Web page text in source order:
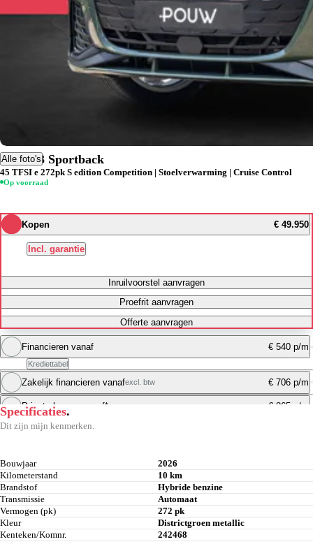
Alle foto's
Audi A3 Sportback
45 TFSI e 272pk S edition Competition | Stoelverwarming | Cruise Control
Op voorraad
Kopen € 49.950
Incl. garantie
Inruilvoorstel aanvragen
Proefrit aanvragen
Offerte aanvragen
Financieren vanaf € 540 p/m
Krediettabel
Maandbedrag berekenen
Zakelijk financieren vanafexcl. btw € 706 p/m
Private leasen vanaf* € 865 p/m
Specificaties.
Dit zijn mijn kenmerken.
Bouwjaar
2026
Kilometerstand
10 km
Brandstof
Hybride benzine
Transmissie
Automaat
Vermogen (pk)
272 pk
Kleur
Districtgroen metallic
Kenteken/Komnr.
242468